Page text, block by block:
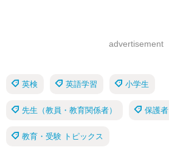
advertisement
英検 英語学習 小学生
先生（教員・教育関係者） 保護者
教育・受験 トピックス